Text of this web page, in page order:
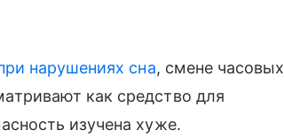
нарушениях сна, смене часовых
как средство для
изучена хуже.